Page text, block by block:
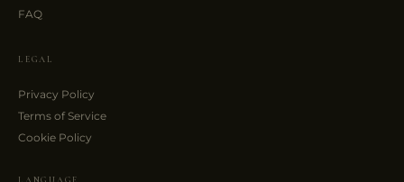
FAQ
LEGAL
Privacy Policy
Terms of Service
Cookie Policy
LANGUAGE